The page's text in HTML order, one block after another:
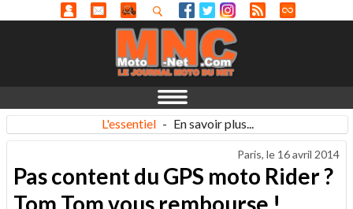
L'essentiel - En savoir plus...
Paris, le 16 avril 2014
Pas content du GPS moto Rider ?
Tom Tom vous rembourse !